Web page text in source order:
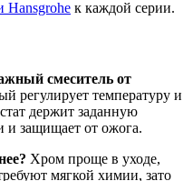
Hansgrohe к каждой серии.
смеситель от
регулирует температуру и
держит заданную
и защищает от ожога.
Хром проще в уходе,
мягкой химии, зато